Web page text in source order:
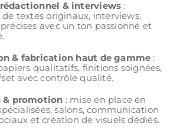
& interviews :
textes originaux, interviews,
avec un ton passionné et
& fabrication haut de gamme :
qualitatifs, finitions soignées,
avec contrôle qualité.
& promotion : mise en place en
salons, communication
et création de visuels dédiés.